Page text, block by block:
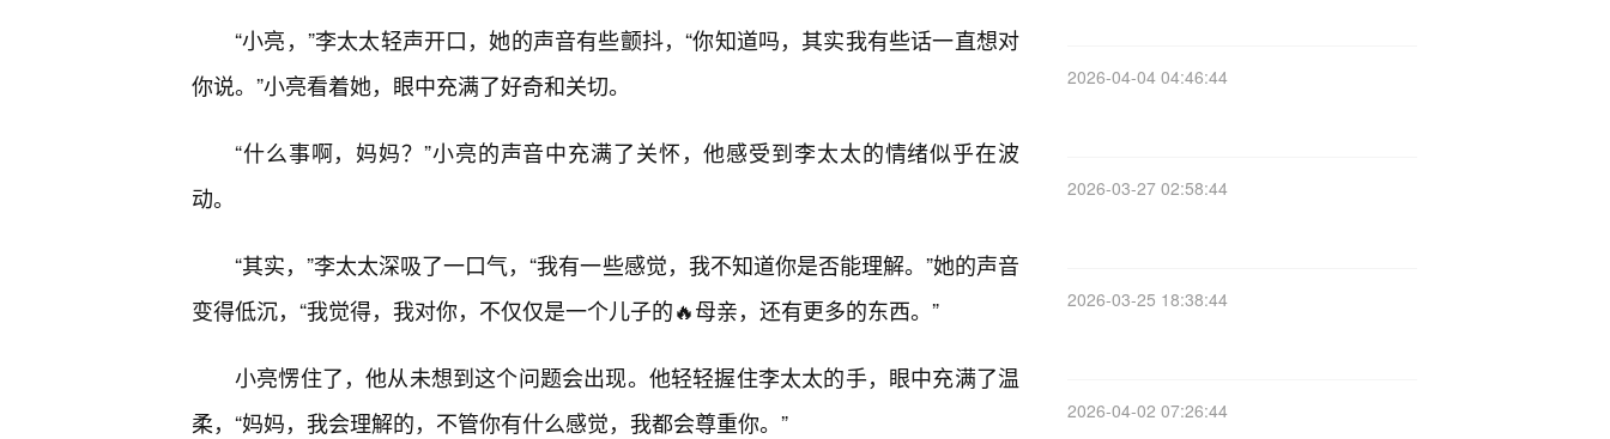
“小亮，”李太太轻声开口，她的声音有些颤抖，“你知道吗，其实我有些话一直想对
你说。”小亮看着她，眼中充满了好奇和关切。
“什么事啊，妈妈？”小亮的声音中充满了关怀，他感受到李太太的情绪似乎在波
动。
“其实，”李太太深吸了一口气，“我有一些感觉，我不知道你是否能理解。”她的声音
变得低沉，“我觉得，我对你，不仅仅是一个儿子的🔥母亲，还有更多的东西。”
小亮愣住了，他从未想到这个问题会出现。他轻轻握住李太太的手，眼中充满了温
柔，“妈妈，我会理解的，不管你有什么感觉，我都会尊重你。”
2026-04-04 04:46:44
2026-03-27 02:58:44
2026-03-25 18:38:44
2026-04-02 07:26:44